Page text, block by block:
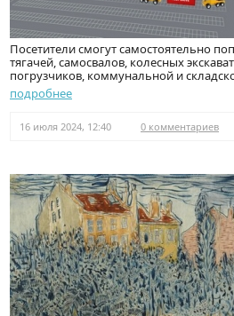
Посетители смогут самостоятельно
тягачей, самосвалов, колесных
погрузчиков, коммунальной и
подробнее
16 июля 2024, 12:40 0 комментариев